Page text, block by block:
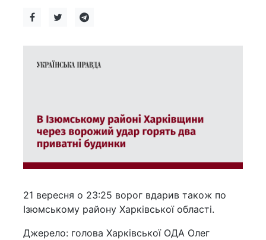
21 вересня о 23:25 ворог вдарив також по
Ізюмському району Харківської області.
Джерело: голова Харківської ОДА Олег